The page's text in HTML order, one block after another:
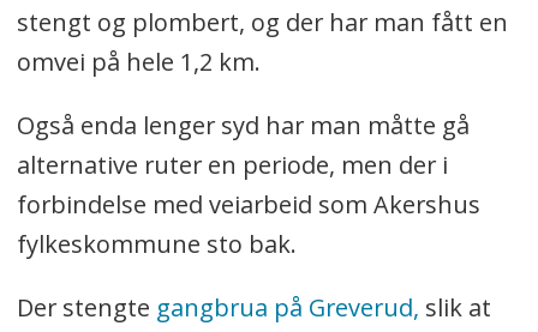
stengt og plombert, og der har man fått en
omvei på hele 1,2 km.
Også enda lenger syd har man måtte gå
alternative ruter en periode, men der i
forbindelse med veiarbeid som Akershus
fylkeskommune sto bak.
Der stengte gangbrua på Greverud, slik at